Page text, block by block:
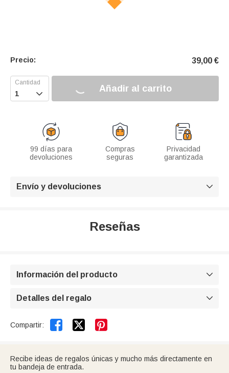
Precio: 39,00 €
 Añadir al carrito
99 días para
devoluciones
Compras
seguras
Privacidad
garantizada
Envío y devoluciones 
Reseñas
Información del producto 
Detalles del regalo 
Compartir:  
Recibe ideas de regalos únicas y mucho más directamente en
tu bandeja de entrada.